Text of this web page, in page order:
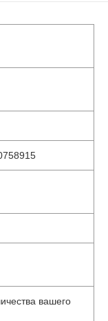
вашего